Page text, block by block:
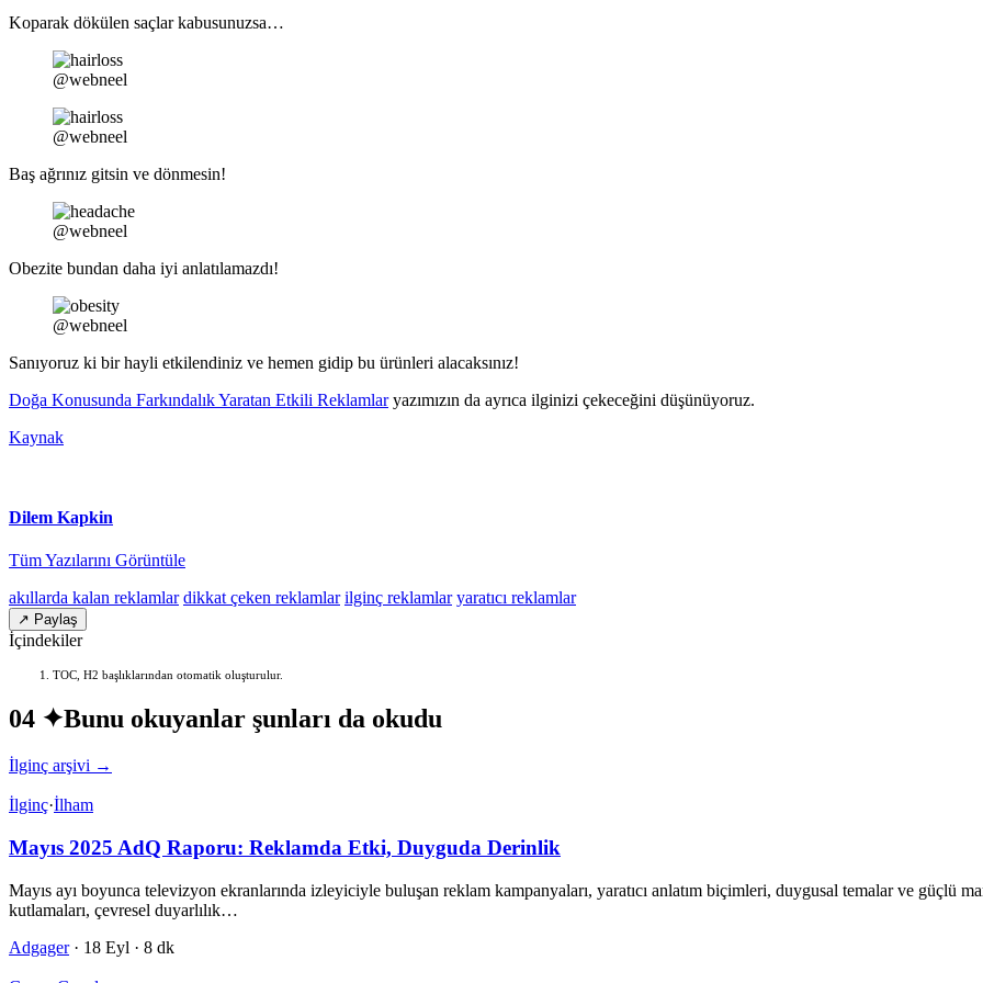
Koparak dökülen saçlar kabusunuzsa…
@webneel
@webneel
Baş ağrınız gitsin ve dönmesin!
@webneel
Obezite bundan daha iyi anlatılamazdı!
@webneel
Sanıyoruz ki bir hayli etkilendiniz ve hemen gidip bu ürünleri alacaksınız!
Doğa Konusunda Farkındalık Yaratan Etkili Reklamlaryazımızın da ayrıca ilginizi çekeceğini düşünüyoruz.
Kaynak
Dilem Kapkin
Tüm Yazılarını Görüntüle
akıllarda kalan reklamlar dikkat çeken reklamlar ilginç reklamlar yaratıcı reklamlar
↗ Paylaş
İçindekiler
TOC, H2 başlıklarından otomatik oluşturulur.
04 ✦Bunu okuyanlar şunları da okudu
İlginç arşivi →
İlginç·İlham
Mayıs 2025 AdQ Raporu: Reklamda Etki, Duyguda Derinlik
Mayıs ayı boyunca televizyon ekranlarında izleyiciyle buluşan reklam kampanyaları, yaratıcı anlatım biçimleri, duygusal temalar ve güçlü
kutlamaları, çevresel duyarlılık…
Adgager · 18 Eyl · 8 dk